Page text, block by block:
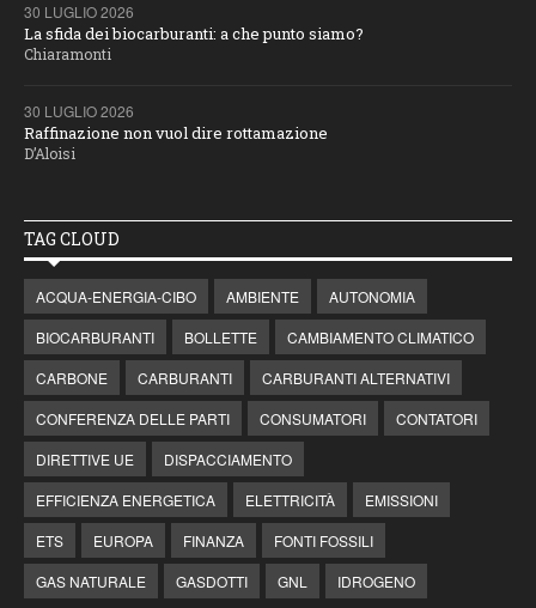
30 LUGLIO 2026
La sfida dei biocarburanti: a che punto siamo?
Chiaramonti
30 LUGLIO 2026
Raffinazione non vuol dire rottamazione
D’Aloisi
TAG CLOUD
ACQUA-ENERGIA-CIBO AMBIENTE
AUTONOMIA
BIOCARBURANTI
BOLLETTE
CAMBIAMENTO CLIMATICO
CARBONE
CARBURANTI
CARBURANTI ALTERNATIVI
CONFERENZA DELLE PARTI
CONSUMATORI
CONTATORI
DIRETTIVE UE
DISPACCIAMENTO
EFFICIENZA ENERGETICA
ELETTRICITÀ
EMISSIONI
ETS
EUROPA FINANZA
FONTI FOSSILI
GAS NATURALE
GASDOTTI GNL IDROGENO